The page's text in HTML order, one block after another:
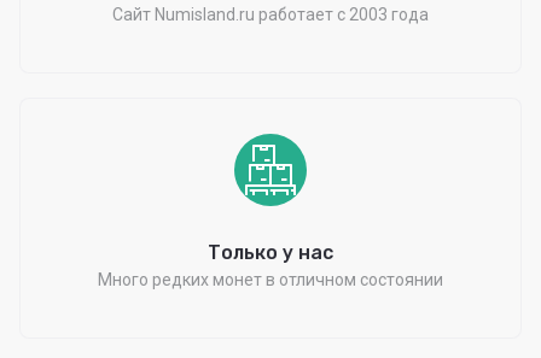
Сайт Numisland.ru работает с 2003 года
Только у нас
Много редких монет в отличном состоянии